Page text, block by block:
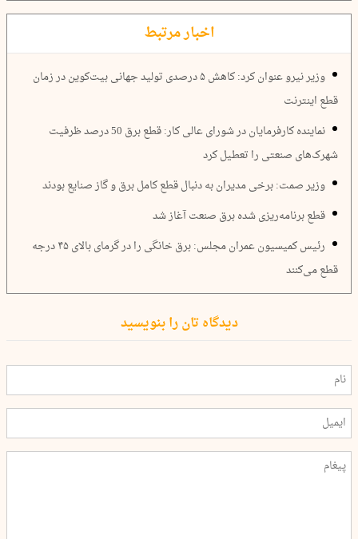
اخبار مرتبط
وزیر نیرو عنوان کرد: کاهش ۵ درصدی تولید جهانی بیت‌کوین در زمان
قطع اینترنت
نماینده کارفرمایان در شورای عالی کار: قطع برق 50 درصد ظرفیت
شهرک‌های صنعتی را تعطیل کرد
وزیر صمت: برخی مدیران به دنبال قطع کامل برق و گاز صنایع بودند
قطع برنامه‌ریزی شده برق صنعت آغاز شد
رئیس کمیسیون عمران مجلس: برق خانگی را در گرمای بالای ۴۵ درجه
قطع می‌کنند
دیدگاه تان را بنویسید